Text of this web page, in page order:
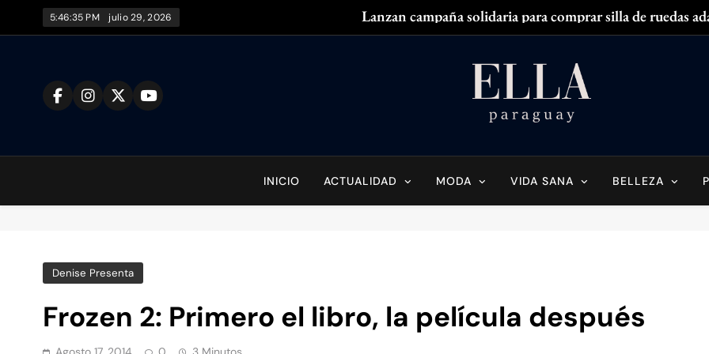
5:46:36 PM julio 29, 2026
Lanzan campaña solidaria para comprar silla de ruedas
Zendaya
Ella Paraguay
INICIO ACTUALIDAD MODA VIDA SANA BELLEZA
Denise Presenta
Frozen 2: Primero el libro, la película después